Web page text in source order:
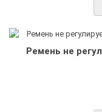
Ремень не